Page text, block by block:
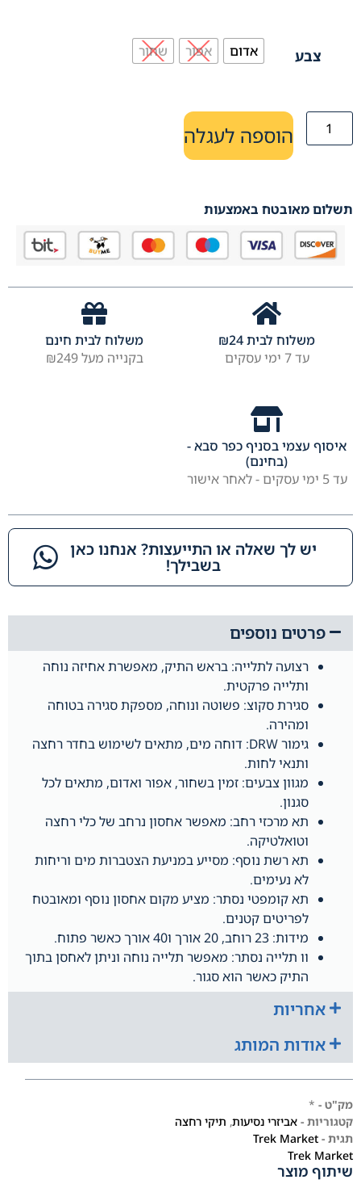
פרטים נוספים
רצועה לתלייה: בראש התיק, מאפשרת אחיזה נוחה
ותלייה פרקטית.
סגירת סקוצ: פשוטה ונוחה, מספקת סגירה בטוחה
ומהירה.
גימור DRW: דוחה מים, מתאים לשימוש בחדר רחצה
ותנאי לחות.
מגוון צבעים: זמין בשחור, אפור ואדום, מתאים לכל
סגנון.
תא מרכזי רחב: מאפשר אחסון נרחב של כלי רחצה
וטואלטיקה.
תא רשת נוסף: מסייע במניעת הצטברות מים וריחות
לא נעימים.
תא קומפטי נסתר: מציע מקום אחסון נוסף ומאובטח
לפריטים קטנים.
מידות: 23 רוחב, 20 אורך ו40 אורך כאשר פתוח.
וו תלייה נסתר: מאפשר תלייה נוחה וניתן לאחסן בתוך
התיק כאשר הוא סגור.
אחריות
אודות המותג
מק"ט - *
קטגוריות - אביזרי נסיעות, תיקי רחצה
תגית - Trek Market
Trek Market
שיתוף מוצר
צבע אדום אפור שחור
הוספה לעגלה
תשלום מאובטח באמצעות
משלוח לבית ₪24
עד 7 ימי עסקים
משלוח לבית חינם
בקנייה מעל ₪249
איסוף עצמי בסניף כפר סבא -
(בחינם)
עד 5 ימי עסקים - לאחר אישור
יש לך שאלה או התייעצות? אנחנו כאן
בשבילך!​